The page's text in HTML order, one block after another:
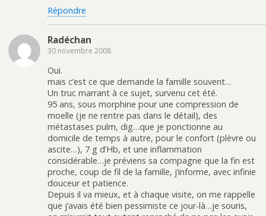
Répondre
Radéchan
30 novembre 2008
Oui.
mais c’est ce que demande la famille souvent…
Un truc marrant à ce sujet, survenu cet été.
95 ans, sous morphine pour une compression de
moelle (je ne rentre pas dans le détail), des
métastases pulm, dig…que je ponctionne au
domicile de temps à autre, pour le confort (plèvre ou
ascite…), 7 g d’Hb, et une inflammation
considérable…je préviens sa compagne que la fin est
proche, coup de fil de la famille, j’informe, avec infinie
douceur et patience.
Depuis il va mieux, et à chaque visite, on me rappelle
que j’avais été bien pessimiste ce jour-là…je souris,